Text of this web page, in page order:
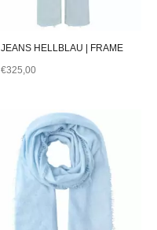
JEANS HELLBLAU | FRAME
€325,00